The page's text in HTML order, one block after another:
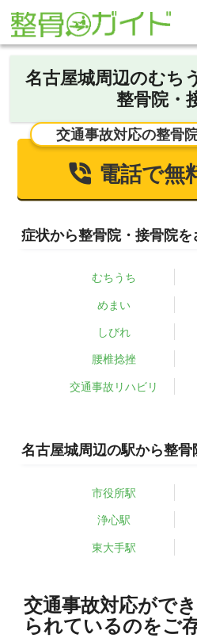
名古屋城周辺のむち
整骨院・
交通事故対応の整骨
電話で無
症状から整骨院・接骨院を
むちうち
めまい
しびれ
腰椎捻挫
交通事故リハビリ
名古屋城周辺の駅から整
市役所駅
浄心駅
東大手駅
交通事故対応がで
られているのをご